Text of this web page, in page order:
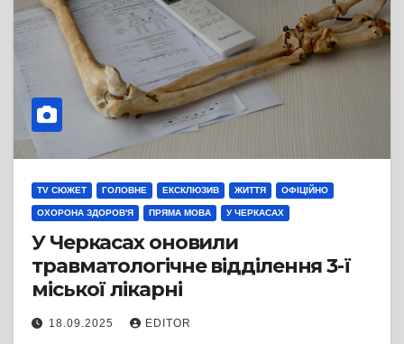
TV СЮЖЕТ ГОЛОВНЕ ЕКСКЛЮЗИВ ЖИТТЯ ОФІЦІЙНО
ОХОРОНА ЗДОРОВ'Я ПРЯМА МОВА У ЧЕРКАСАХ
У Черкасах оновили
травматологічне відділення 3-ї
міської лікарні
18.09.2025 EDITOR